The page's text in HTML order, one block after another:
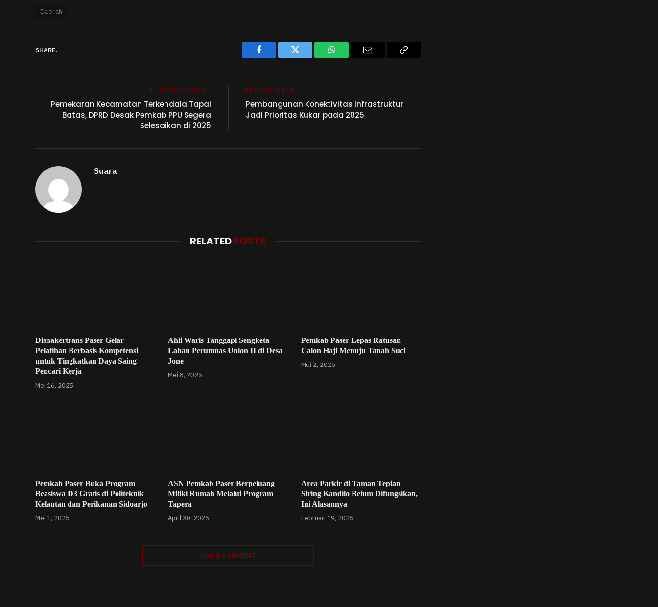
Daerah
SHARE.
Facebook Twitter WhatsApp
PREVIOUS ARTICLE
Pemekaran Kecamatan Terkendala Tapal
Batas, DPRD Desak Pemkab PPU Segera
Selesaikan di 2025
NEXT ARTICLE
Pembangunan Konektivitas Infrastruktur
Jadi Prioritas Kukar pada 2025
Suara
RELATEDPOSTS
Disnakertrans Paser Gelar
Pelatihan Berbasis Kompetensi
untuk Tingkatkan Daya Saing
Pencari Kerja
Mei 16, 2025
Ahli Waris Tanggapi Sengketa
Lahan Perumnas Union II di Desa
Jone
Mei 8, 2025
Pemkab Paser Lepas Ratusan
Calon Haji Menuju Tanah Suci
Mei 2, 2025
Pemkab Paser Buka Program
Beasiswa D3 Gratis di Politeknik
Kelautan dan Perikanan Sidoarjo
Mei 1, 2025
ASN Pemkab Paser Berpeluang
Miliki Rumah Melalui Program
Tapera
April 30, 2025
Area Parkir di Taman Tepian
Siring Kandilo Belum Difungsikan,
Ini Alasannya
Februari 19, 2025
ADD A COMMENT